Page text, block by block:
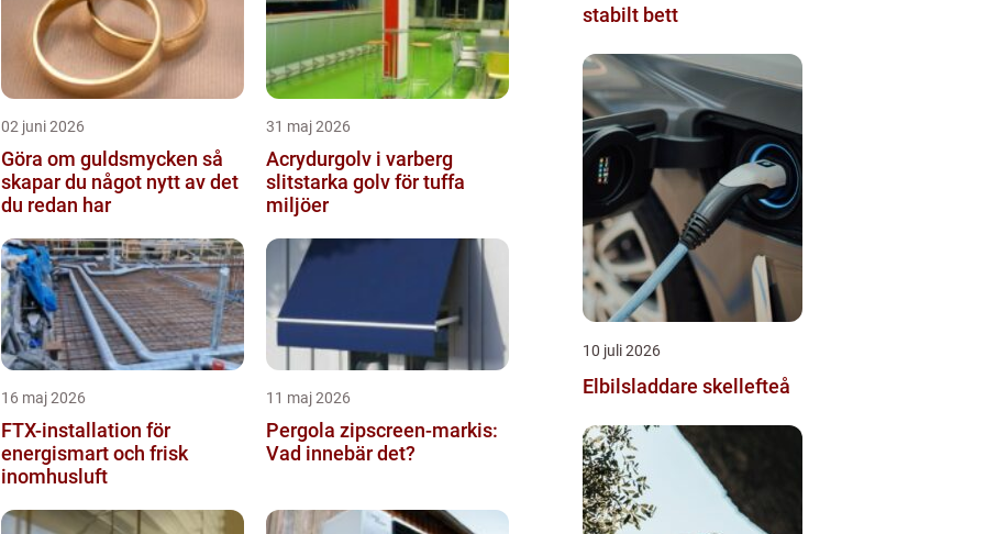
02 juni 2026
Göra om guldsmycken så
skapar du något nytt av det
du redan har
31 maj 2026
Acrydurgolv i varberg
slitstarka golv för tuffa
miljöer
16 maj 2026
FTX-installation för
energismart och frisk
inomhusluft
11 maj 2026
Pergola zipscreen-markis:
Vad innebär det?
stabilt bett
10 juli 2026
Elbilsladdare skellefteå